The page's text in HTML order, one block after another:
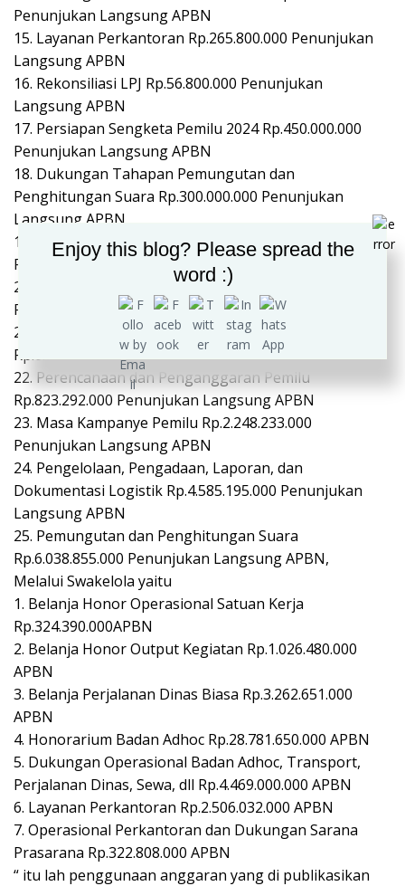
Penunjukan Langsung APBN
15. Layanan Perkantoran Rp.265.800.000 Penunjukan
Langsung APBN
16. Rekonsiliasi LPJ Rp.56.800.000 Penunjukan
Langsung APBN
17. Persiapan Sengketa Pemilu 2024 Rp.450.000.000
Penunjukan Langsung APBN
18. Dukungan Tahapan Pemungutan dan
Penghitungan Suara Rp.300.000.000 Penunjukan
Langsung APBN
19. Dukungan Evaluasi Kinerja Badan Adhoc
Rp.241.596.000 Penunjukan Langsung APBN
20. Masa Kampanye Pemilu Rp.2.248.233.000
Penunjukan Langsung APBN
21. Pemungutan dan Penghitungan Suara
Rp.6.038.855.000 Penunjukan Langsung APBN
22. Perencanaan dan Penganggaran Pemilu
Rp.823.292.000 Penunjukan Langsung APBN
23. Masa Kampanye Pemilu Rp.2.248.233.000
Penunjukan Langsung APBN
24. Pengelolaan, Pengadaan, Laporan, dan
Dokumentasi Logistik Rp.4.585.195.000 Penunjukan
Langsung APBN
25. Pemungutan dan Penghitungan Suara
Rp.6.038.855.000 Penunjukan Langsung APBN,
Melalui Swakelola yaitu
1. Belanja Honor Operasional Satuan Kerja
Rp.324.390.000APBN
2. Belanja Honor Output Kegiatan Rp.1.026.480.000
APBN
3. Belanja Perjalanan Dinas Biasa Rp.3.262.651.000
APBN
4. Honorarium Badan Adhoc Rp.28.781.650.000 APBN
5. Dukungan Operasional Badan Adhoc, Transport,
Perjalanan Dinas, Sewa, dll Rp.4.469.000.000 APBN
6. Layanan Perkantoran Rp.2.506.032.000 APBN
7. Operasional Perkantoran dan Dukungan Sarana
Prasarana Rp.322.808.000 APBN
“ itu lah penggunaan anggaran yang di publikasikan
Enjoy this blog? Please spread the
word :)